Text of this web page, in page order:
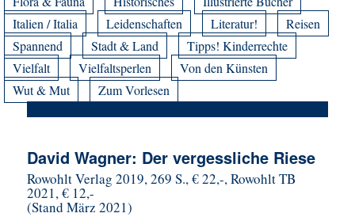
Italien / Italia
Leidenschaften Literatur!
Reisen
Spannend
Stadt & Land
Tipps! Kinderrechte
Vielfalt
Vielfaltsperlen
Von den Künsten
Wut & Mut
Zum Vorlesen
David Wagner: Der vergessliche Riese
RowohltVerlag 2019,269 S., € 22,-, Rowohlt TB
2021, € 12,-
(Stand März 2021)